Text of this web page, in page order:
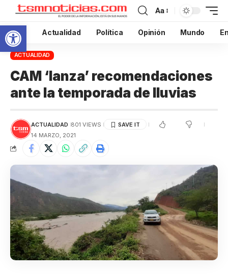
Abrir barra de herramientas
Aa
Inicio Actualidad Política Opinión Mundo
ACTUALIDAD
CAM ‘lanza’ recomendaciones
ante la temporada de lluvias
ACTUALIDAD 801 VIEWS
14 MARZO, 2021